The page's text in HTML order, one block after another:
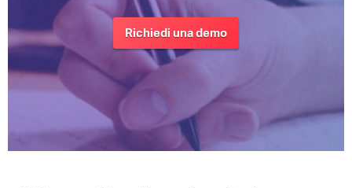
Richiedi una demo